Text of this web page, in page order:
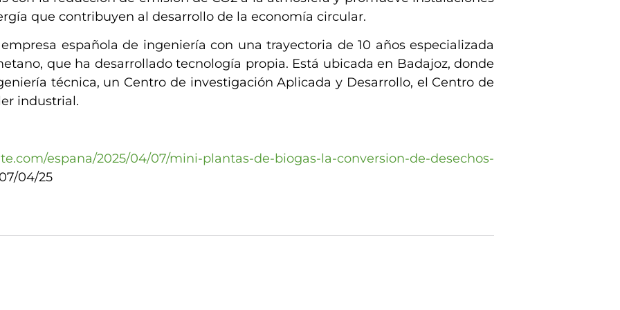
que contribuyen al desarrollo de la economía circular.
española de ingeniería con una trayectoria de 10 años especializada
que ha desarrollado tecnología propia. Está ubicada en Badajoz, donde
técnica, un Centro de investigación Aplicada y Desarrollo, el Centro de
industrial.
espana/2025/04/07/mini-plantas-de-biogas-la-conversion-de-desechos-
04/25